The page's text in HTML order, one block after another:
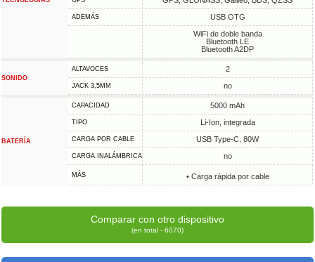
ADEMÁS
USB OTG
WiFi de doble banda
Bluetooth LE
Bluetooth A2DP
SONIDO
ALTAVOCES 2
JACK 3,5MM no
BATERÍA
CAPACIDAD 5000 mAh
TIPO Li-Ion, integrada
CARGA POR CABLE USB Type-C, 80W
CARGA INALÁMBRICA no
MÁS • Carga rápida por cable
Comparar con otro dispositivo
(en total - 6070)